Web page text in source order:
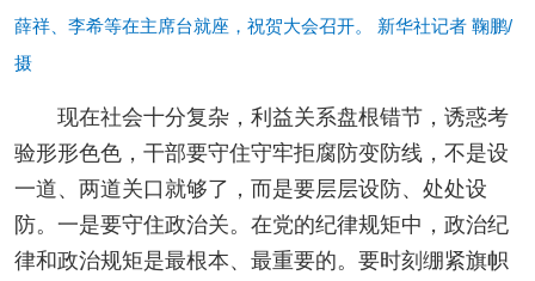
薛祥、李希等在主席台就座，祝贺大会召开。 新华社记者 鞠鹏/
摄
现在社会十分复杂，利益关系盘根错节，诱惑考
验形形色色，干部要守住守牢拒腐防变防线，不是设
一道、两道关口就够了，而是要层层设防、处处设
防。一是要守住政治关。在党的纪律规矩中，政治纪
律和政治规矩是最根本、最重要的。要时刻绷紧旗帜